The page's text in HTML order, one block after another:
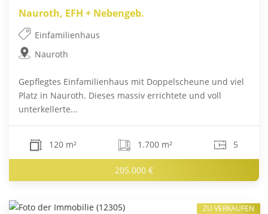
Nauroth, EFH + Nebengeb.
Einfamilienhaus
Nauroth
Gepflegtes Einfamilienhaus mit Doppelscheune und viel
Platz in Nauroth. Dieses massiv errichtete und voll
unterkellerte...
120 m² 1.700 m² 5
205.000 €
ZU VERKAUFEN